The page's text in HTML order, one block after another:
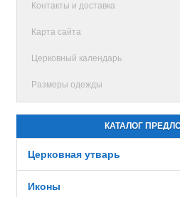
Контакты и доставка
Карта сайта
Церковный календарь
Размеры одежды
КАТАЛОГ
Церковная утварь
Иконы